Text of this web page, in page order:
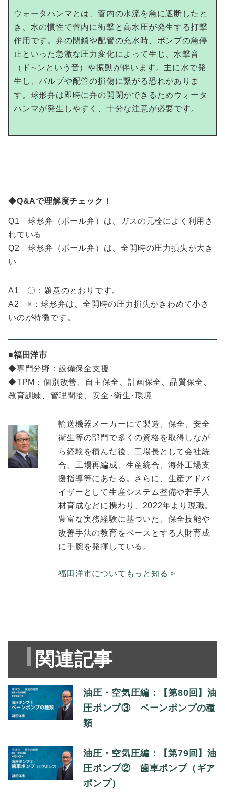
ウォータハンマとは、菅内の水流を急に遮断したと
き、水の慣性で菅内に衝撃と高水圧が発生する打撃
作用です。弁の閉鎖や配管の充水時、ポンプの急停
止といった急激な圧力変化によって生じ、水撃音
（ド∼ンという音）や振動が伴います。主に水で発
生し、バルブや配管の損傷に繋がる恐れがありま
す。球形弁は即時に弁の開閉ができるためウォータ
ハンマが発生しやすく、十分な注意が必要です。
◆Q&Aで理解度チェック！
Q1 球形弁（ボール弁）は、ガスの元栓によく利用さ
れている
Q2 球形弁（ボール弁）は、全開時の圧力損失が大き
い
A1 〇：題意のとおりです。
A2 ×：球形弁は、全開時の圧力損失がきわめて小さ
いのが特徴です。
■福田洋市
◆専門分野：設備保全支援
◆TPM：個別改善、自主保全、計画保全、品質保全、
教育訓練、管理間接、安全･衛生･環境
輸送機器メーカーにて製造、保全、安全
衛生等の部門で多くの資格を取得しなが
ら経験を積んだ後、工場長として会社統
合、工場再編成、生産統合、海外工場支
援指導等にあたる。さらに、生産アドバ
イザーとして生産システム整備や若手人
材育成などに携わり、2022年より現職。
豊富な実務経験に基づいた、保全技能や
改善手法の教育をベースとする人財育成
に手腕を発揮している。
福田洋市についてもっと知る >
関連記事
油圧・空気圧編：【第80回】油
圧ポンプ③ ベーンポンプの種
類
油圧・空気圧編：【第79回】油
圧ポンプ② 歯車ポンプ（ギア
ポンプ）